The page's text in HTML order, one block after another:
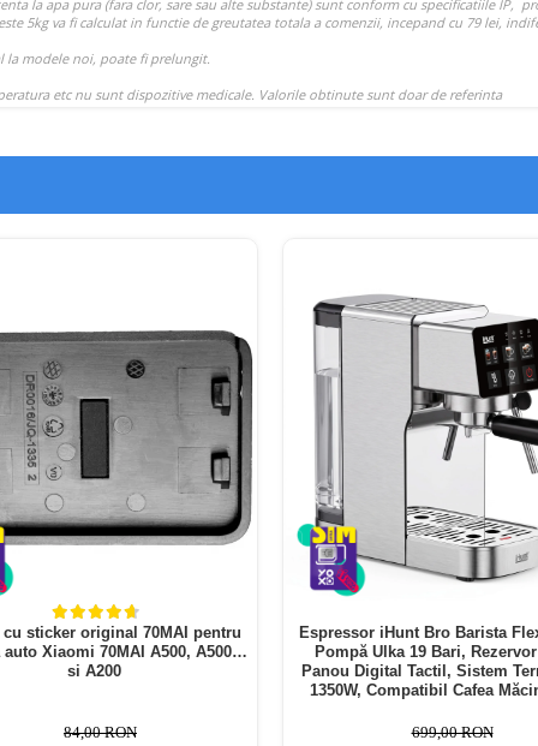
sticker original 70MAI pentru
auto Xiaomi 70MAI A500, A500S
si A200
84,00 RON
Espressor iHunt Bro Barista
Pompă Ulka 19 Bari,
Panou Digital Tactil, Sistem
1350W, Compatibil Cafea
699,00 RON